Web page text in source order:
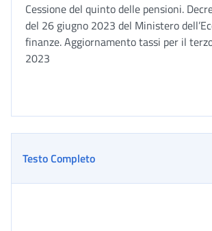
Cessione del quinto delle pensioni.
del 26 giugno 2023 del Ministero
finanze. Aggiornamento tassi per il
2023
Testo Completo